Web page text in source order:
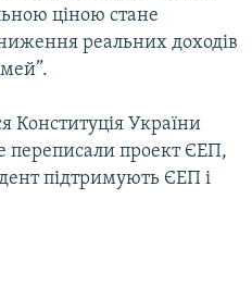
ціною стане
реальних доходів
Конституція України
проект ЄЕП,
підтримують ЄЕП і